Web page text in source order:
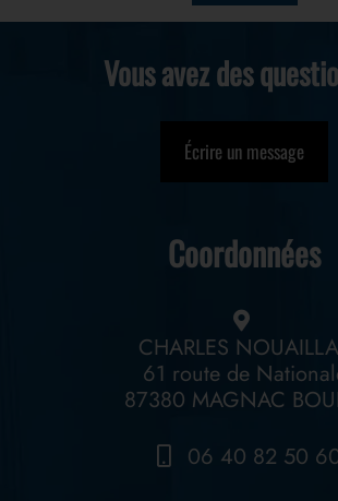
Vous avez des
Écrire un message
Coordonnées
CHARLES
61 route de
87380 MAGNAC
06 40 82 50